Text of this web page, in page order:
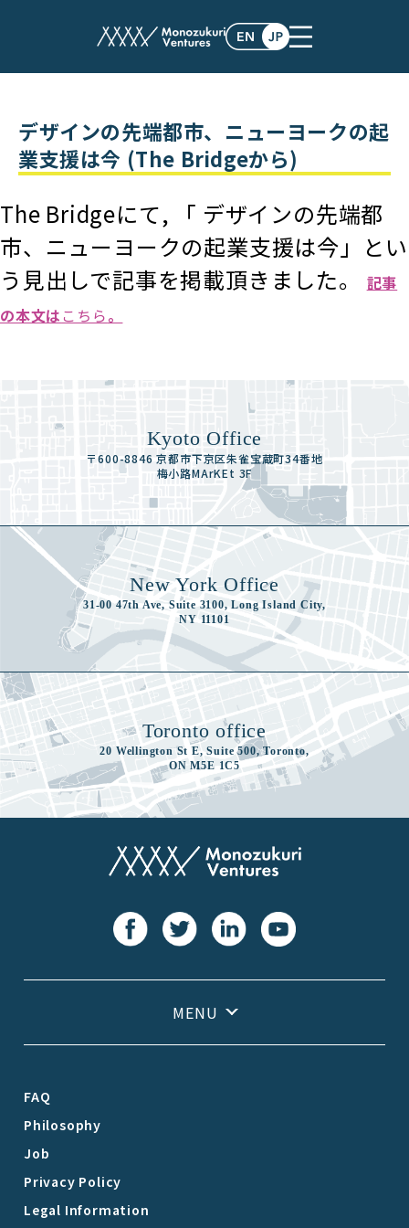
post
デザインの先端都市、ニューヨークの起
業支援は今 (The Bridgeから)
The Bridgeにて, 「 デザインの先端都
市、ニューヨークの起業支援は今」とい
う見出しで記事を掲載頂きました。
記事
の本文は こちら。
Kyoto Office
〒600-8846 京都市下京区朱雀宝蔵町34番地
梅小路MArKEt 3F
New York Office
31-00 47th Ave, Suite 3100, Long Island City,
NY 11101
Toronto office
20 Wellington St E, Suite 500, Toronto,
ON M5E 1C5
FAQ
Philosophy
Job
Privacy Policy
Legal Information